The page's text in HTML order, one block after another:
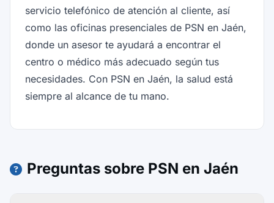
servicio telefónico de atención al cliente, así
como las oficinas presenciales de PSN en Jaén,
donde un asesor te ayudará a encontrar el
centro o médico más adecuado según tus
necesidades. Con PSN en Jaén, la salud está
siempre al alcance de tu mano.
Preguntas sobre PSN en Jaén